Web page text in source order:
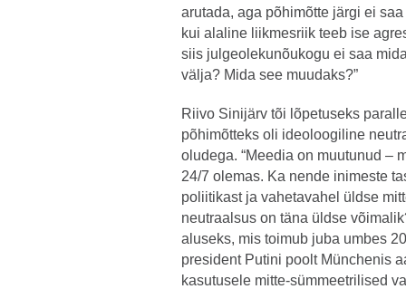
arutada, aga põhimõtte järgi ei
kui alaline liikmesriik teeb ise
siis julgeolekunõukogu ei saa
välja? Mida see muudaks?”
Riivo Sinijärv tõi lõpetuseks
põhimõtteks oli ideoloogiline
oludega. “Meedia on muutunud –
24/7 olemas. Ka nende inimeste
poliitikast ja vahetavahel üldse
neutraalsus on täna üldse
aluseks, mis toimub juba umbes
president Putini poolt Münchenis
kasutusele mitte-sümmeetrilised